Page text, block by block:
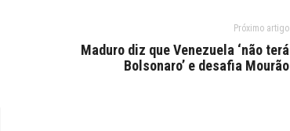
Próximo artigo
Maduro diz que Venezuela ‘não terá
Bolsonaro’ e desafia Mourão